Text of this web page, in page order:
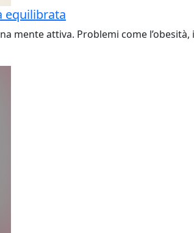
equilibrata
mente attiva. Problemi come